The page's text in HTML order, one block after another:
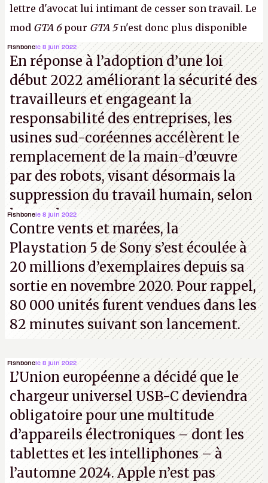
lettre d'avocat lui intimant de cesser son travail. Le
mod GTA 6pour GTA 5n'est donc plus disponible
au téléchargement. Vous pouvez encore en voir
quelques bribes surcette vidéo YouTube.A.
Fishbonele 8 juin 2022
En réponse à l’adoption d’une loi
début 2022 améliorant la sécurité des
travailleurs et engageant la
responsabilité des entreprises, les
usines sud-coréennes accélèrent le
remplacement de la main-d’œuvre
par des robots, visant désormais la
suppression du travail humain, selon
les analystes.
Fishbonele 8 juin 2022
Contre vents et marées, la
Playstation 5 de Sony s’est écoulée à
20 millions d’exemplaires depuis sa
sortie en novembre 2020. Pour rappel,
80 000 unités furent vendues dans les
82 minutes suivant son lancement.
Fishbonele 8 juin 2022
L’Union européenne a décidé que le
chargeur universel USB-C deviendra
obligatoire pour une multitude
d’appareils électroniques – dont les
tablettes et les intelliphones – à
l’automne 2024. Apple n’est pas